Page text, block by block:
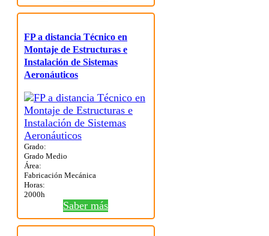
FP a distancia Técnico en
Montaje de Estructuras e
Instalación de Sistemas
Aeronáuticos
Grado:
Grado Medio
Área:
Fabricación Mecánica
Horas:
2000h
Saber más